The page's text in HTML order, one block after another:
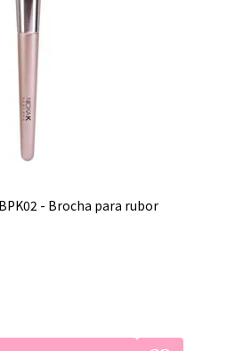
- Brocha para rubor